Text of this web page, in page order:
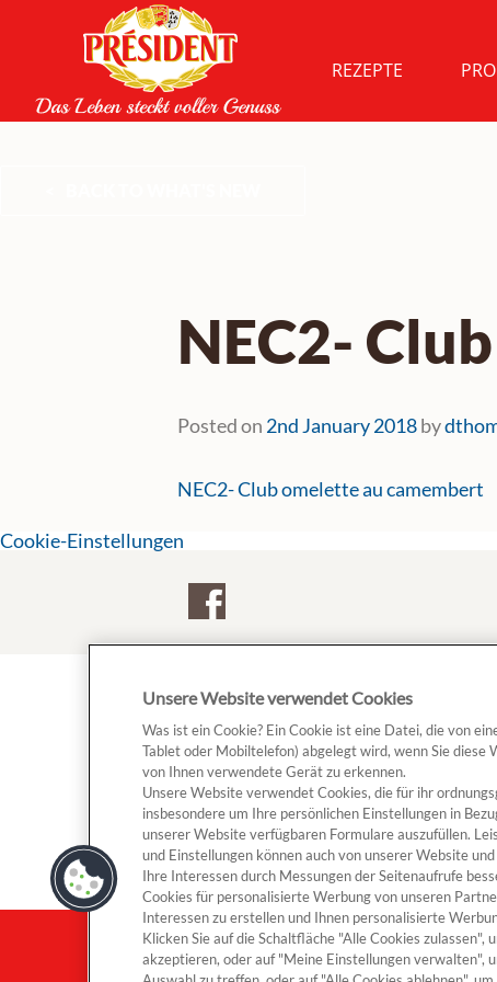
REZEPTE
NEC2-
Posted on 2nd January 2018by
NEC2- Club omelette au camembert
Cookie-Einstellungen
Mehr
Impressum und rechtliche Hinweise
AGB
Datenschutz
Sitemap
Unternehmen
Datenschutz Impressum und rechtliche Hinweise
Unsere Website verwendet Cookies
Was ist ein Cookie? Ein Cookie ist eine Datei, die von
Tablet oder Mobiltelefon) abgelegt wird, wenn Sie diese
von Ihnen verwendete Gerät zu erkennen.
Unsere Website verwendet Cookies, die für ihr
insbesondere um Ihre persönlichen Einstellungen in
unserer Website verfügbaren Formulare auszufüllen.
und Einstellungen können auch von unserer Website
Ihre Interessen durch Messungen der Seitenaufrufe
Cookies für personalisierte Werbung von unseren
Interessen zu erstellen und Ihnen personalisierte
Klicken Sie auf die Schaltfläche "Alle Cookies zulassen",
akzeptieren, oder auf "Meine Einstellungen verwalten",